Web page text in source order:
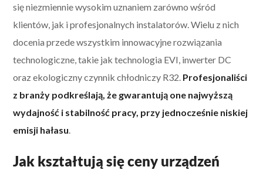
się niezmiennie wysokim uznaniem zarówno wśród
klientów, jak i profesjonalnych instalatorów. Wielu z nich
docenia przede wszystkim innowacyjne rozwiązania
technologiczne, takie jak technologia EVI, inwerter DC
oraz ekologiczny czynnik chłodniczy R32. Profesjonaliści
z branży podkreślają, że gwarantują one najwyższą
wydajność i stabilność pracy, przy jednocześnie niskiej
emisji hałasu.
Jak kształtują się ceny urządzeń